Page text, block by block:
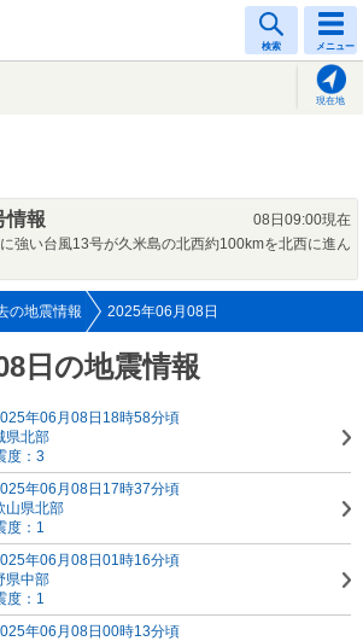
検索 メニュー
現在地
情報
08日09:00現在
強い台風13号が久米島の北西約100kmを北西に進ん
の地震情報 2025年06月08日
日の地震情報
年06月08日18時58分頃
県北部
度：3
年06月08日17時37分頃
山県北部
度：1
年06月08日01時16分頃
県中部
度：1
年06月08日00時13分頃